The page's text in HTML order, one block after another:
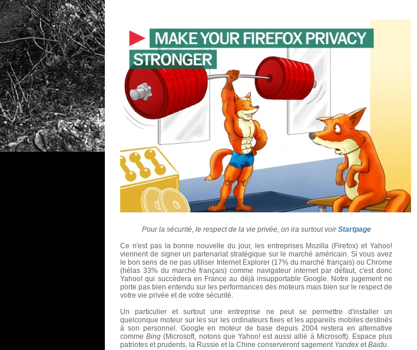
Pour la sécurité, le respect de la vie privée, on ira surtout voirStartpage
Ce n'est pas la bonne nouvelle du jour, les entreprises Mozilla (Firefox) et Yahoo!
viennent de signer un partenariat stratégique sur le marché américain. Si vous avez
le bon sens de ne pas utiliser Internet Explorer (17% du marché français) ou Chrome
(hélas 33% du marché français) comme navigateur internet par défaut, c'est donc
Yahoo! qui succèdera en France au déjà insupportable Google. Notre jugement ne
porte pas bien entendu sur les performances des moteurs mais bien sur le respect de
votre vie privée et de votre sécurité.
Un particulier et surtout une entreprise ne peut se permettre d'installer un
quelconque moteur sur les sur les ordinateurs fixes et les appareils mobiles destinés
à son personnel. Google en moteur de base depuis 2004 restera en alternative
commeBing (Microsoft, notons que Yahoo! est aussi allié à Microsoft). Espace plus
patriotes et prudents, la Russie et la Chine conserveront sagement Yandex etBaidu.